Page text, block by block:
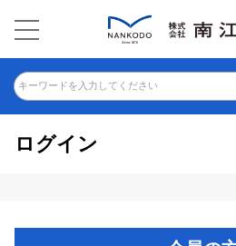
キーワードを入力してください
ログイン